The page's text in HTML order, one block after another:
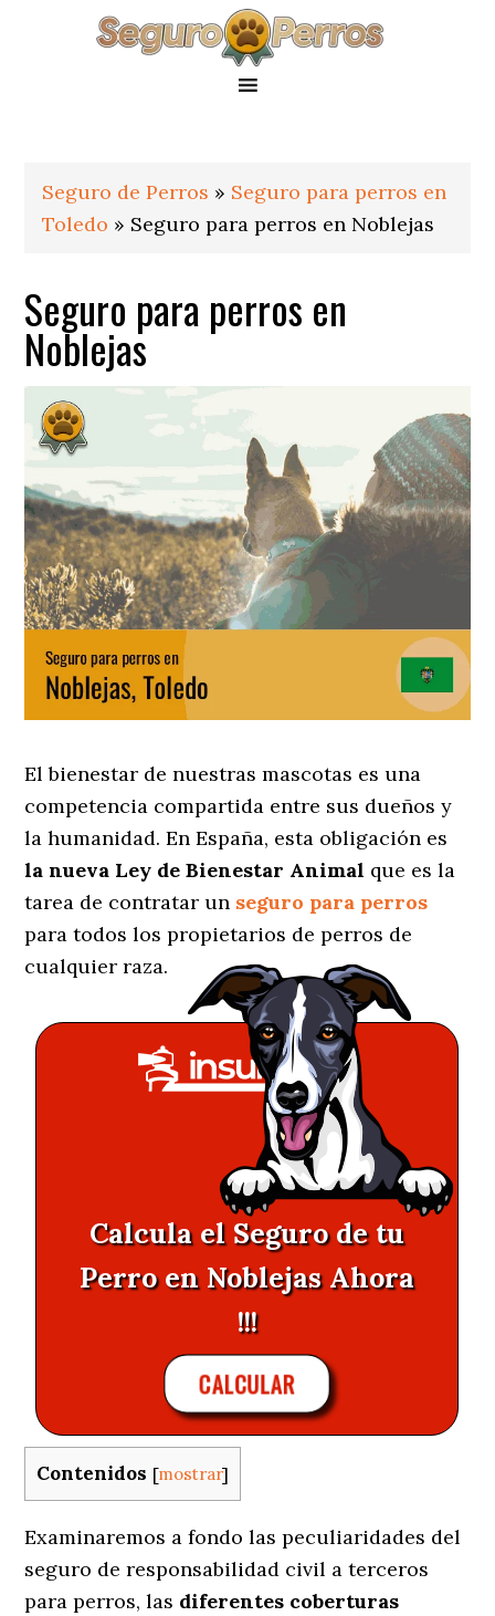
Seguro de Perros » Seguro para perros en
Toledo » Seguro para perros en Noblejas
Seguro para perros en
Noblejas
El bienestar de nuestras mascotas es una
competencia compartida entre sus dueños y
la humanidad. En España, esta obligación es
la nueva Ley de Bienestar Animal que es la
tarea de contratar un seguro para perros
para todos los propietarios de perros de
cualquier raza.
Calcula el Seguro de tu
Perro en Noblejas Ahora
!!!
CALCULAR
Contenidos [mostrar]
Examinaremos a fondo las peculiaridades del
seguro de responsabilidad civil a terceros
para perros, las diferentes coberturas